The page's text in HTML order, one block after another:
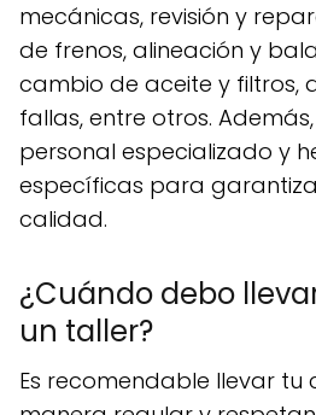
mecánicas, revisión y
de frenos, alineación y
cambio de aceite y filtros,
fallas, entre otros.
personal especializado y
específicas para
calidad.
¿Cuándo debo
un taller?
Es recomendable llevar tu